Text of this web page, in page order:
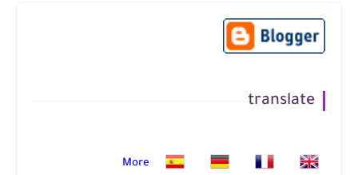
translate
More